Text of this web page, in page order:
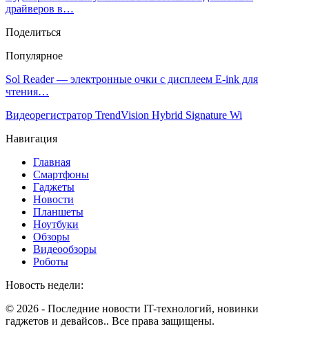
драйверов в…
Поделиться
Популярное
Sol Reader — электронные очки с дисплеем E-ink для
чтения…
Видеорегистратор TrendVision Hybrid Signature Wi
Навигация
Главная
Смартфоны
Гаджеты
Новости
Планшеты
Ноутбуки
Обзоры
Видеообзоры
Роботы
Новость недели:
© 2026 - Последние новости IT-технологий, новинки
гаджетов и девайсов.. Все права защищены.